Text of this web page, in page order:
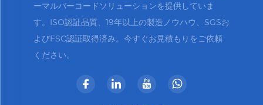
ーマルバーコードソリューションを提供していま
す。ISO認証品質、19年以上の製造ノウハウ、SGSお
よびFSC認証取得済み。今すぐお見積もりをご依頼
ください。